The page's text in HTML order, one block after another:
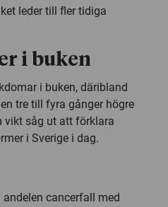
leder till fler tidiga
i buken
i buken, däribland
tre till fyra gånger högre
vikt såg ut att förklara
i Sverige i dag.
cancerfall med